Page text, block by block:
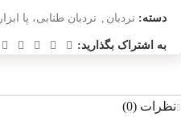
دسته: نردبان , نردبان طنابی، پا ابزار
به اشتراک بگذارید:
نظرات (0)